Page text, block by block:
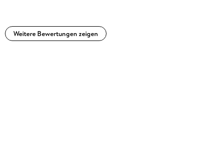
Weitere Bewertungen zeigen